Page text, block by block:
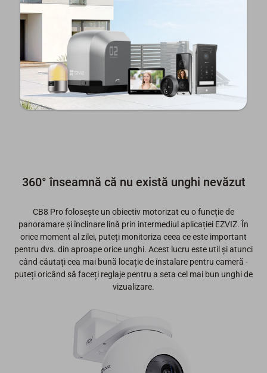
360° înseamnă că nu există unghi nevăzut
CB8 Pro folosește un obiectiv motorizat cu o funcție de
panoramare și înclinare lină prin intermediul aplicației EZVIZ. În
orice moment al zilei, puteți monitoriza ceea ce este important
pentru dvs. din aproape orice unghi. Acest lucru este util și atunci
când căutați cea mai bună locație de instalare pentru cameră -
puteți oricând să faceți reglaje pentru a seta cel mai bun unghi de
vizualizare.